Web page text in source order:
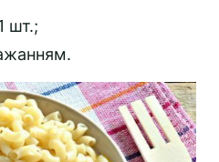
шт.;